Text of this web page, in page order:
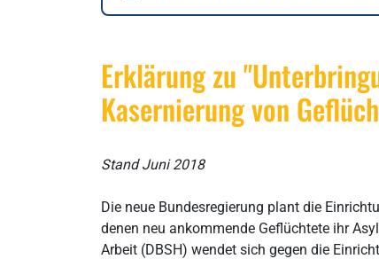
Erklärung zu
Kasernierung von
Stand Juni 2018
Die neue Bundesregierung plant die
denen neu ankommende Geflüchtete ihr
Arbeit (DBSH) wendet sich gegen die